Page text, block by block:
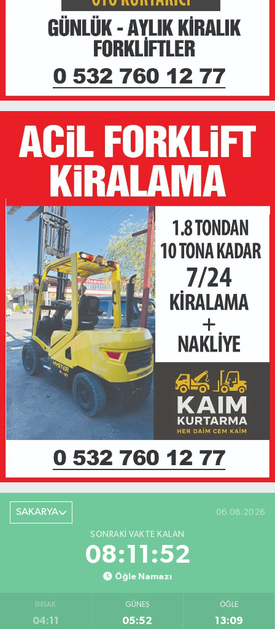
SAKARYA 06.08.2026
SONRAKI VAKTE KALAN
08:11:52
Öğle Namazı
İMSAK
04:11
GÜNEŞ
05:52
ÖĞLE
13:09